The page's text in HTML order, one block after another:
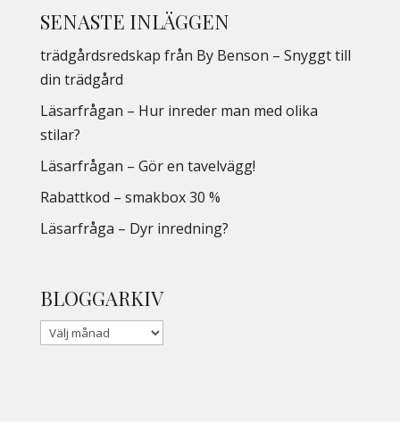
SENASTE INLÄGGEN
trädgårdsredskap från By Benson – Snyggt till
din trädgård
Läsarfrågan – Hur inreder man med olika
stilar?
Läsarfrågan – Gör en tavelvägg!
Rabattkod – smakbox 30 %
Läsarfråga – Dyr inredning?
BLOGGARKIV